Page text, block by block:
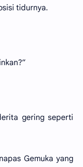
tidurnya.
gering seperti
Gemuka yang